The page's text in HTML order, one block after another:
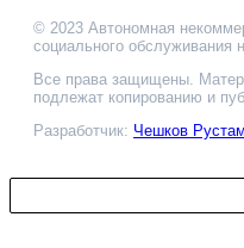
© 2023 Автономная
социального
Все права защищены.
подлежат копированию и
Разработчик: Чешков